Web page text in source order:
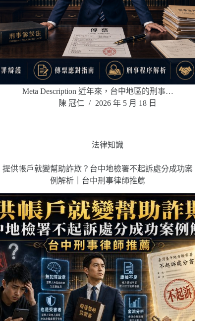
Meta Description 近年來，台中地區的刑事…
陳 冠仁
2026 年 5 月 18 日
法律知識
提供帳戶就變幫助詐欺？台中地檢署不起訴處分成功案
例解析｜台中刑事律師推薦